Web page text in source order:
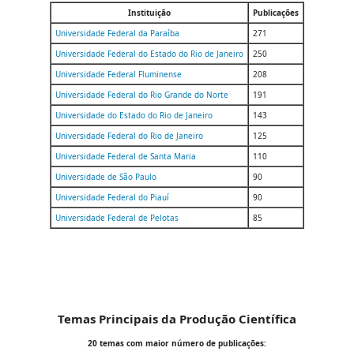
Instituição
Publicações
Universidade Federal da Paraíba
271
Universidade Federal do Estado do Rio de Janeiro
250
Universidade Federal Fluminense
208
Universidade Federal do Rio Grande do Norte
191
Universidade do Estado do Rio de Janeiro
143
Universidade Federal do Rio de Janeiro
125
Universidade Federal de Santa Maria
110
Universidade de São Paulo
90
Universidade Federal do Piauí
90
Universidade Federal de Pelotas
85
Temas Principais da Produção Científica
20 temas com maior número de publicações: